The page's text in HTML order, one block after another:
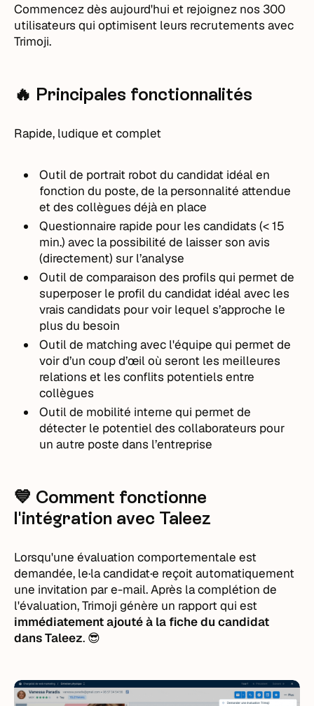
Commencez dès aujourd'hui et rejoignez nos 300
utilisateurs qui optimisent leurs recrutements avec
Trimoji.
🔥 Principales fonctionnalités
Rapide, ludique et complet
Outil de portrait robot du candidat idéal en
fonction du poste, de la personnalité attendue
et des collègues déjà en place
Questionnaire rapide pour les candidats (< 15
min.) avec la possibilité de laisser son avis
(directement) sur l’analyse
Outil de comparaison des profils qui permet de
superposer le profil du candidat idéal avec les
vrais candidats pour voir lequel s’approche le
plus du besoin
Outil de matching avec l'équipe qui permet de
voir d’un coup d’œil où seront les meilleures
relations et les conflits potentiels entre
collègues
Outil de mobilité interne qui permet de
détecter le potentiel des collaborateurs pour
un autre poste dans l’entreprise
💙 Comment fonctionne
l'intégration avec Taleez
Lorsqu'une évaluation comportementale est
demandée, le·la candidat·e reçoit automatiquement
une invitation par e-mail. Après la complétion de
l'évaluation, Trimoji génère un rapport qui est
immédiatement ajouté à la fiche du candidat
dans Taleez. 😎